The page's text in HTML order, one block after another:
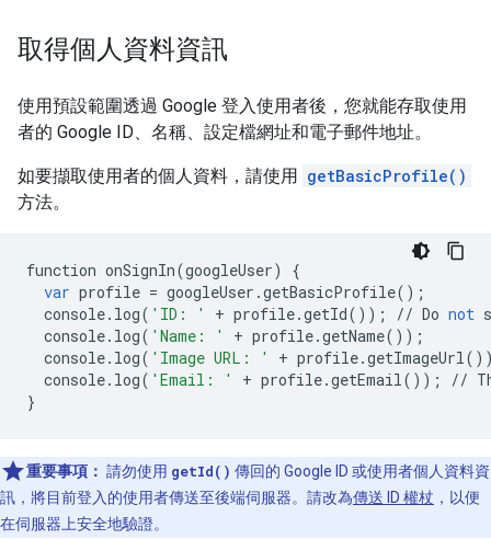
取得個人資料資訊
使用預設範圍透過 Google 登入使用者後，您就能存取使用
者的 Google ID、名稱、設定檔網址和電子郵件地址。
如要擷取使用者的個人資料，請使用 getBasicProfile()
方法。
function onSignIn(googleUser)
{
var profile = googleUser .getBasicProfile();
console. log( 'ID: ' + profile.getId()); // Do not
console. log( 'Name: ' + profile.getName());
console. log( 'Image URL: ' + profile.getImageUrl
console. log( 'Email: ' + profile.getEmail()); //
}
重要事項： 請勿使用 getId() 傳回的 Google ID 或使用者個人資料資
訊，將目前登入的使用者傳送至後端伺服器。請改為傳送 ID 權杖 ，以便
在伺服器上安全地驗證。